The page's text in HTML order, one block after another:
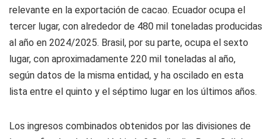
relevante en la exportación de cacao. Ecuador ocupa el
tercer lugar, con alrededor de 480 mil toneladas producidas
al año en 2024/2025. Brasil, por su parte, ocupa el sexto
lugar, con aproximadamente 220 mil toneladas al año,
según datos de la misma entidad, y ha oscilado en esta
lista entre el quinto y el séptimo lugar en los últimos años.
Los ingresos combinados obtenidos por las divisiones de